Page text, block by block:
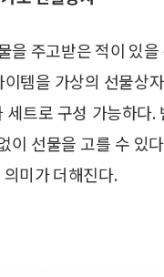
을 주고받은 적이 있
템을 가상의 선물상
트로 구성 가능하
이 선물을 고를 수 있
미가 더해진다.